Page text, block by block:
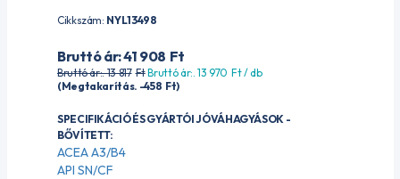
Cikkszám: NYL13498
Bruttó ár: 41 908 Ft
Bruttó ár:. 13 817 FtBruttó ár:. 13 970 Ft/ db
(Megtakarítás. -458 Ft)
SPECIFIKÁCIÓ ÉS GYÁRTÓI JÓVÁHAGYÁSOK -
BŐVÍTETT:
ACEA A3/B4
API SN/CF